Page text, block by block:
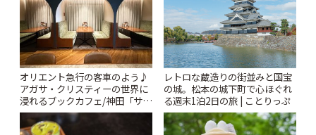
オリエント急行の客車のよう♪
アガサ・クリスティーの世界に
浸れるブックカフェ/神田「サロ
ンクリスティ」 | ことりっぷ
レトロな蔵造りの街並みと国宝
の城。松本の城下町で心ほぐれ
る週末1泊2日の旅 | ことりっぷ